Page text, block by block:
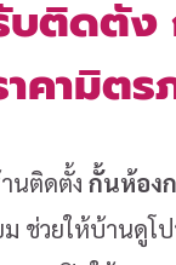
บติดตั้
คามิตร
นติดตั้ง กั้นห้อง
ช่วยให้บ้านดู